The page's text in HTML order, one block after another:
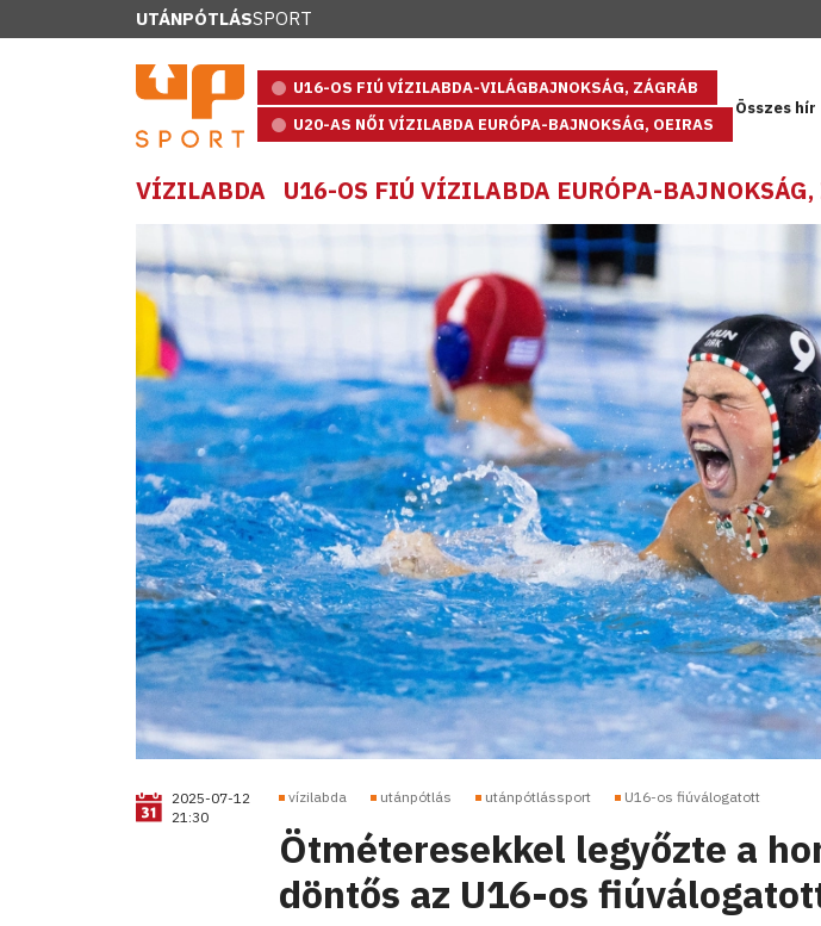
UTÁNPÓTLÁSSPORT
U16-OS FIÚ VÍZILABDA-VILÁGBAJNOKSÁG, ZÁGRÁB
U20-AS NŐI VÍZILABDA EURÓPA-BAJNOKSÁG, OEIRAS
Összes hír
VÍZILABDA U16-OS FIÚ VÍZILABDA EURÓPA-
2025-07-12
21:30
vízilabda utánpótlás utánpótlássport U16-os fiúválogatott
Ötméteresekkel legyőzte a
döntős az U16-os